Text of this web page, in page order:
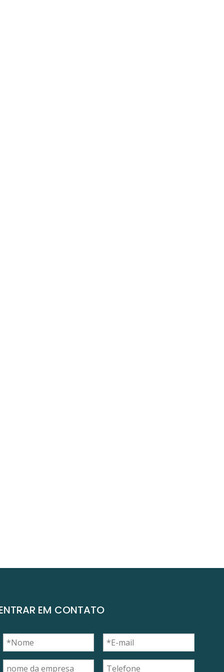
EM CONTATO